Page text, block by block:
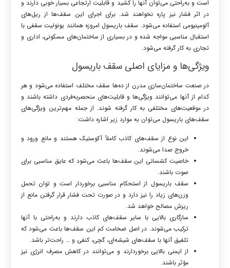
است و به‌راحتی می‌توان آنها را کشید و قابلیت ارتجاعی بسیار خوبی دارند و
در اثر فشار نیز پاره نخواهند شد. برای اجرای این سقف‌ها از ریل‌های
آلومینیومی استفاده می‌شود. سقف باریسول امروزه همانند یونولیت سقفی با
استقبال مناسبی مواجه شده و در بسیاری از ساختمان‌های مسکونی، اداری و
تجاری به کار گرفته می‌شود.
ویژگی‌ها و مزایای اصلی سقف باریسول
در صنعت ساختمان‌سازی مدرن از ده‌ها سقف مختلف استفاده می‌شود و هر
کدام از آنها می‌توانند ویژگی‌ها و قابلیت‌های منحصربه‌فردی داشته باشند و
در موقعیت‌های مختلفی به کار گرفته شوند. از جمله مهم‌ترین ویژگی‌های
سقف‌های باریسول می‌توان به موارد زیر اشاره داشت:
این نوع از سقف‌های کاذب کاملاً آکوستیک هستند و مانع ورود و
خروج صدا می‌شوند.
خاصیت کشسانی این سقف‌ها باعث می‌شود که عایق مناسبی برای
صوت باشند.
سقف باریسول از استحکام مناسبی برخوردار است و توان تحمل
وزن‌های زیاد را نیز دارد و در صورت تحت فشار قرار گرفتن مانع از
ریزش مصالح خواهد شد.
سازگاری بالایی با سایر سقف‌های کاذب دارند و به‌راحتی با آنها
ترکیب می‌شوند. در اصل ضخامت کم این سقف‌ها باعث می‌شود که
تلفیق آنها با سقف‌های شیشه‌ای، گچی، کنفی و … راحت‌تر باشد.
از ایمنی بالایی برخوردارند و می‌توانند در کاهش مصرف انرژی نیز
مؤثر باشند.